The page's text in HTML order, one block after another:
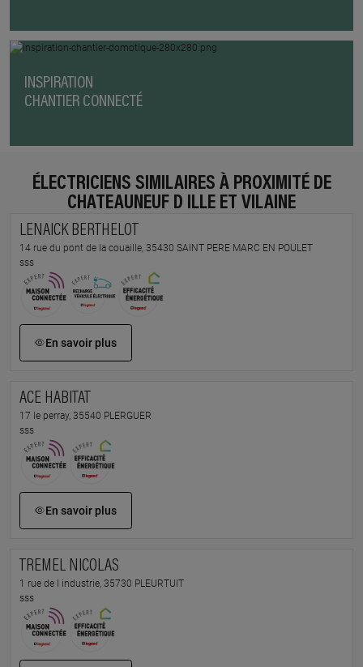
INSPIRATION
CHANTIER CONNECTÉ
ÉLECTRICIENS SIMILAIRES À PROXIMITÉ DE
CHATEAUNEUF D ILLE ET VILAINE
LENAICK BERTHELOT
14 rue du pont de la couaille, 35430 SAINT PERE MARC EN POULET
sss
En savoir plus
ACE HABITAT
17 le perray, 35540 PLERGUER
sss
En savoir plus
TREMEL NICOLAS
1 rue de l industrie, 35730 PLEURTUIT
sss